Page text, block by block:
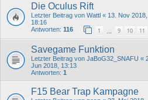
Die Oculus Rift
Letzter Beitrag von Wattl « 13. Nov 2018,
18:16
Antworten: 116 1 9 10 11
Savegame Funktion
Letzter Beitrag von JaBoG32_SNAFU «
Jun 2018, 13:13
Antworten: 1
F15 Bear Trap Kampagne